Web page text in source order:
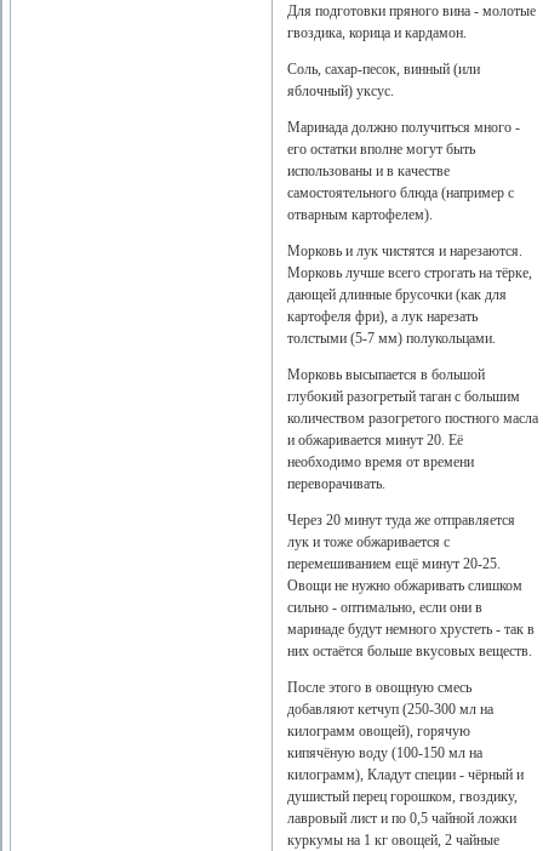
Для подготовки пряного вина - молотые
гвоздика, корица и кардамон.
Соль, сахар-песок, винный (или
яблочный) уксус.
Маринада должно получиться много -
его остатки вполне могут быть
использованы и в качестве
самостоятельного блюда (например с
отварным картофелем).
Морковь и лук чистятся и нарезаются.
Морковь лучше всего строгать на тёрке,
дающей длинные брусочки (как для
картофеля фри), а лук нарезать
толстыми (5-7 мм) полукольцами.
Морковь высыпается в большой
глубокий разогретый таган с большим
количеством разогретого постного масла
и обжаривается минут 20. Её
необходимо время от времени
переворачивать.
Через 20 минут туда же отправляется
лук и тоже обжаривается с
перемешиванием ещё минут 20-25.
Овощи не нужно обжаривать слишком
сильно - оптимально, если они в
маринаде будут немного хрустеть - так в
них остаётся больше вкусовых веществ.
После этого в овощную смесь
добавляют кетчуп (250-300 мл на
килограмм овощей), горячую
кипячёную воду (100-150 мл на
килограмм), Кладут специи - чёрный и
душистый перец горошком, гвоздику,
лавровый лист и по 0,5 чайной ложки
куркумы на 1 кг овощей, 2 чайные